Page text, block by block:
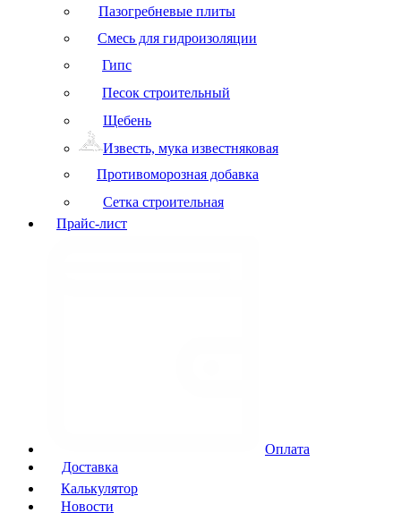
Пазогребневые плиты
Смесь для гидроизоляции
Гипс
Песок строительный
Щебень
Известь, мука известняковая
Противоморозная добавка
Сетка строительная
Прайс-лист
Оплата
Доставка
Калькулятор
Новости